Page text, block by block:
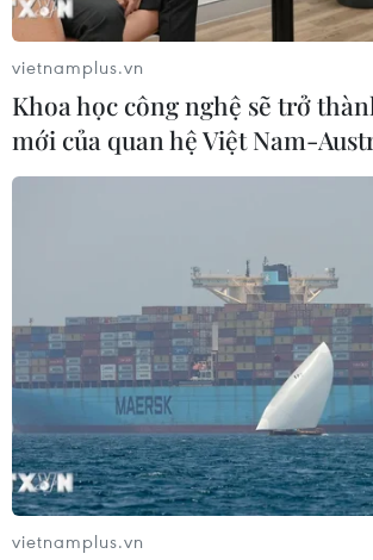
Hàn Quốc: Triều Tiên đã phá
phòng liên lạc liên Triều
16/06/2020 07:10
Mới đây, Bình Nhưỡng đã cắt đứt kênh
Seoul và em gái nhà lãnh đạo Triều
bà Kim Yo-jong cảnh báo văn phòng
sẽ "sớm sụp đổ".
vietnamplus.vn
Khoa học công nghệ sẽ trở
mới của quan hệ Việt Nam-
vietnamplus.vn